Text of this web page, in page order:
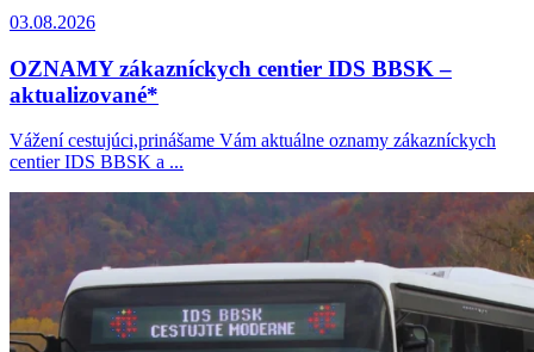
03.08.2026
OZNAMY zákazníckych centier IDS BBSK –
aktualizované*
Vážení cestujúci,prinášame Vám aktuálne oznamy zákazníckych
centier IDS BBSK a ...